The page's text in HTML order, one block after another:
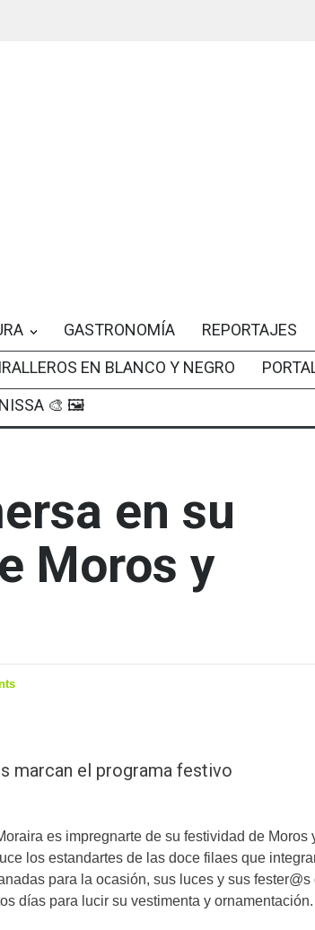
GASTRONOMÍA REPORTAJES
EN BLANCO Y NEGRO
🎨 🖼
en su
Moros y
marcan el programa festivo
es impregnarte de su festividad de Moros
los estandartes de las doce filaes que
para la ocasión, sus luces y sus fester@s
días para lucir su vestimenta y ornamentación.